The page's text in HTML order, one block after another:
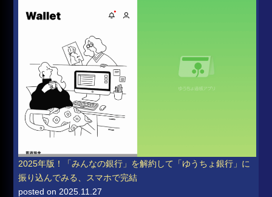
2025年版！「みんなの銀行」を解約して「ゆうちょ銀行」に
振り込んでみる、スマホで完結
posted on 2025.11.27